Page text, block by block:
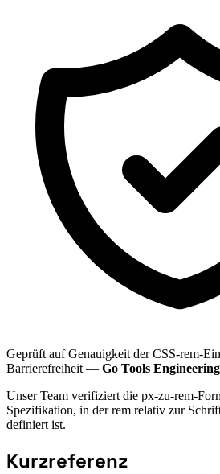
Geprüft auf Genauigkeit der CSS-rem-
Barrierefreiheit — Go Tools
Unser Team verifiziert die px-zu-rem-
Spezifikation, in der rem relativ zur
definiert ist.
Kurzreferenz